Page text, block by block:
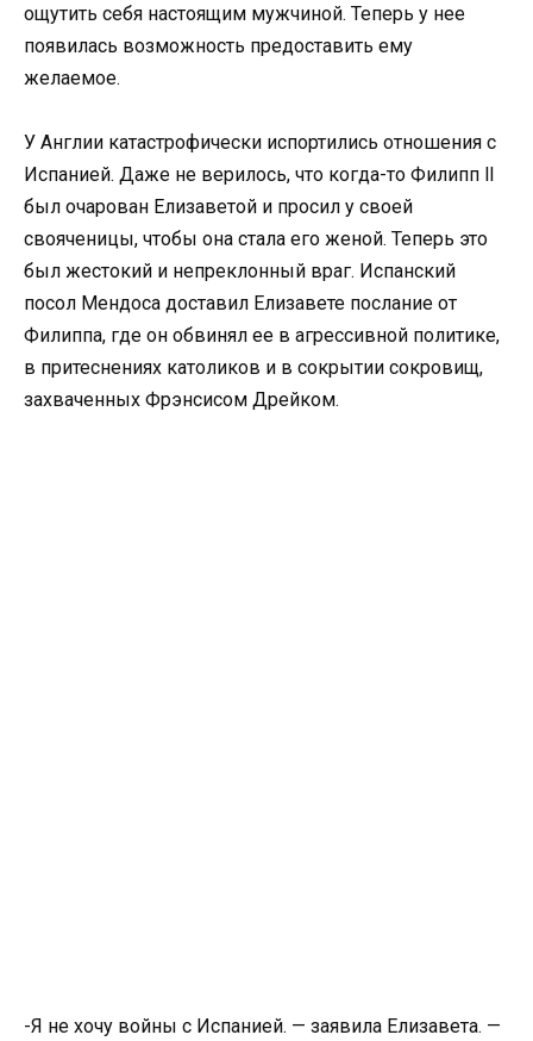
ощутить себя настоящим мужчиной. Теперь у нее
появилась возможность предоставить ему
желаемое.
У Англии катастрофически испортились отношения с
Испанией. Даже не верилось, что когда-то Филипп ll
был очарован Елизаветой и просил у своей
свояченицы, чтобы она стала его женой. Теперь это
был жестокий и непреклонный враг. Испанский
посол Мендоса доставил Елизавете послание от
Филиппа, где он обвинял ее в агрессивной политике,
в притеснениях католиков и в сокрытии сокровищ,
захваченных Фрэнсисом Дрейком.
-Я не хочу войны с Испанией. — заявила Елизавета. —